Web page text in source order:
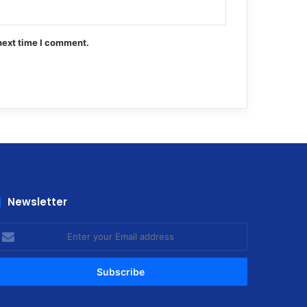
time I comment.
Newsletter